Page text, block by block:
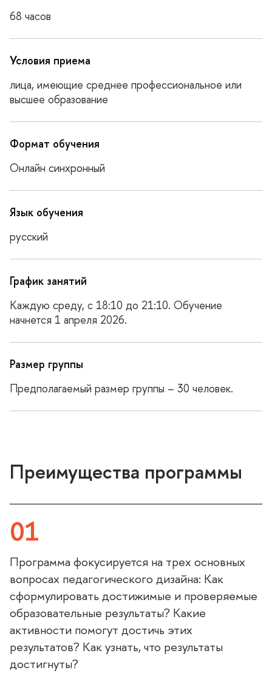
68 часо
Условия приема
лица, имеющие среднее профессиональное или
ысшее образование
Формат обучения
Онлайн синхронный
Язык обучения
русский
График занятий
Каждую среду, с 18:10 до 21:10. Обучение
начнется 1 апреля 2026.
Размер группы
Предполагаемый размер группы – 30 человек.
Преимущества программы
01
Программа фокусируется на трех основных
опросах педагогического дизайна: Как
сформулировать достижимые и проверяемые
образовательные результаты? Какие
активности помогут достичь этих
результатов? Как узнать, что результаты
достигнуты?